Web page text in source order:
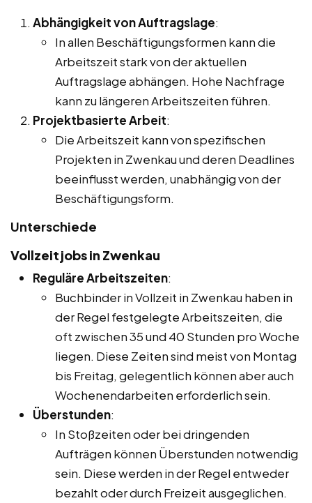
Abhängigkeit von Auftragslage:
In allen Beschäftigungsformen kann die
Arbeitszeit stark von der aktuellen
Auftragslage abhängen. Hohe Nachfrage
kann zu längeren Arbeitszeiten führen.
Projektbasierte Arbeit:
Die Arbeitszeit kann von spezifischen
Projekten in Zwenkau und deren Deadlines
beeinflusst werden, unabhängig von der
Beschäftigungsform.
Unterschiede
Vollzeitjobs in Zwenkau
Reguläre Arbeitszeiten:
Buchbinder in Vollzeit in Zwenkau haben in
der Regel festgelegte Arbeitszeiten, die
oft zwischen 35 und 40 Stunden pro Woche
liegen. Diese Zeiten sind meist von Montag
bis Freitag, gelegentlich können aber auch
Wochenendarbeiten erforderlich sein.
Überstunden:
In Stoßzeiten oder bei dringenden
Aufträgen können Überstunden notwendig
sein. Diese werden in der Regel entweder
bezahlt oder durch Freizeit ausgeglichen.